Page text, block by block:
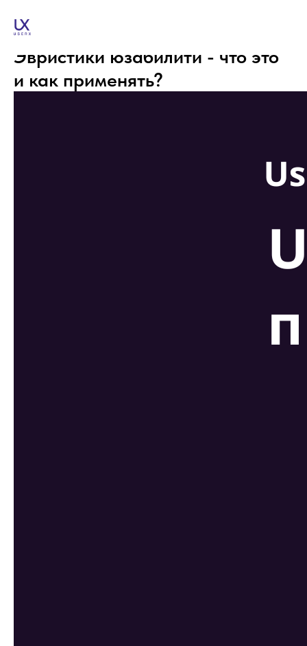
Эвристики юзабилити - что это
и как применять?